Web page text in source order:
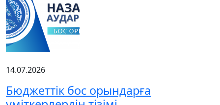
14.07.2026
Бюджеттік бос орындарға